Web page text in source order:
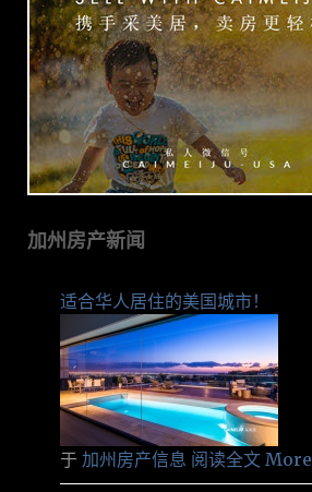
加州房产新闻
适合华人居住的美国城市！
于 加州房产信息 阅读全文 More